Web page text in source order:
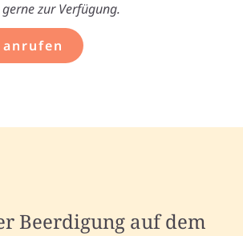
zur Verfügung.
Beerdigung auf dem